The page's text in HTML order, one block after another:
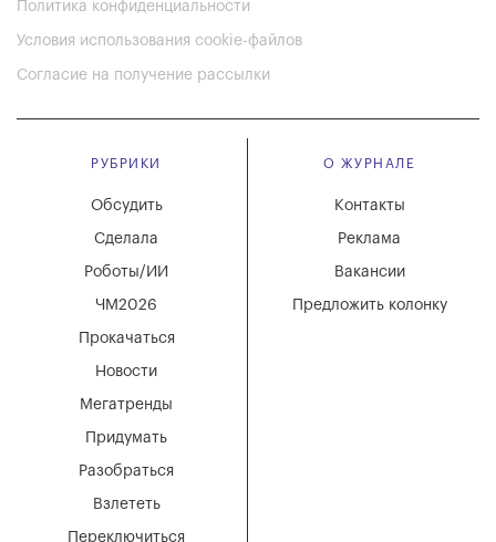
Политика конфиденциальности
Условия использования cookie-файлов
Согласие на получение рассылки
РУБРИКИ
Мегатренды
Придумать
Разобраться
Взлететь
Новости
Переключиться
Обсудить
Сделала
Роботы/ИИ
ЧМ2026
Прокачаться
О ЖУРНАЛЕ
Вакансии
Реклама
Контакты
Предложить колонку